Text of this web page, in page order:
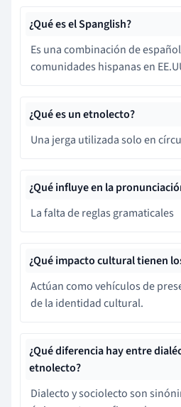
¿Qué es el Spanglish?
Es una combinación de
comunidades hispanas en
¿Qué es un etnolecto?
Una jerga utilizada solo en
¿Qué influye en la
La falta de reglas gramaticales
¿Qué impacto cultural tienen
Actúan como vehículos de
de la identidad cultural.
¿Qué diferencia hay entre
etnolecto?
Dialecto y sociolecto son